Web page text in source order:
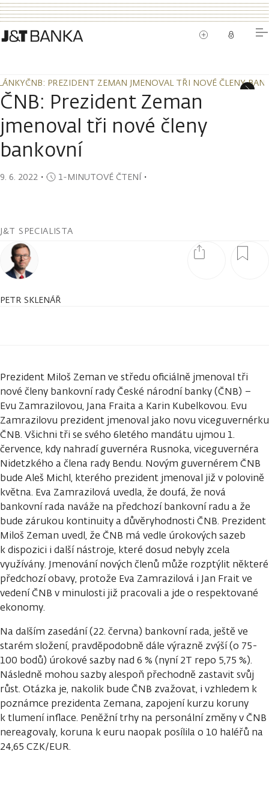
ČNB: PREZIDENT ZEMAN JMENOVAL TŘI NOVÉ ČLENY
ČNB: PREZIDENT ZEMAN JMENOVAL TŘI NOVÉ ČLENY
ČNB: Prezident Zeman
jmenoval tři nové členy
bankovní
9. 6. 2022 ・ 1-MINUTOVÉ ČTENÍ・
J&T SPECIALISTA
PETR SKLENÁŘ
Prezident Miloš Zeman ve středu oficiálně jmenoval tři
nové členy bankovní rady České národní banky (ČNB) –
Evu Zamrazilovou, Jana Fraita a Karin Kubelkovou. Evu
Zamrazilovu prezident jmenoval jako novu viceguvernérku
ČNB. Všichni tři se svého 6letého mandátu ujmou 1.
července, kdy nahradí guvernéra Rusnoka, viceguvernéra
Nidetzkého a člena rady Bendu. Novým guvernérem ČNB
bude Aleš Michl, kterého prezident jmenoval již v polovině
května. Eva Zamrazilová uvedla, že doufá, že nová
bankovní rada naváže na předchozí bankovní radu a že
bude zárukou kontinuity a důvěryhodnosti ČNB. Prezident
Miloš Zeman uvedl, že ČNB má vedle úrokových sazeb
k dispozici i další nástroje, které dosud nebyly zcela
využívány. Jmenování nových členů může rozptýlit některé
předchozí obavy, protože Eva Zamrazilová i Jan Frait ve
vedení ČNB v minulosti již pracovali a jde o respektované
ekonomy.
Na dalším zasedání (22. června) bankovní rada, ještě ve
starém složení, pravděpodobně dále výrazně zvýší (o 75-
100 bodů) úrokové sazby nad 6 % (nyní 2T repo 5,75 %).
Následně mohou sazby alespoň přechodně zastavit svůj
růst. Otázka je, nakolik bude ČNB zvažovat, i vzhledem k
poznámce prezidenta Zemana, zapojení kurzu koruny
k tlumení inflace. Peněžní trhy na personální změny v ČNB
nereagovaly, koruna k euru naopak posílila o 10 haléřů na
24,65 CZK/EUR.